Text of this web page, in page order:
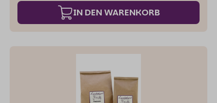
Körper antioxidativ (Schutz gegen
Entzündungsstoffe). Darüber hinaus wirken sie mild
wurmtreibend und können somit prophylaktisch
IN DEN WARENKORB